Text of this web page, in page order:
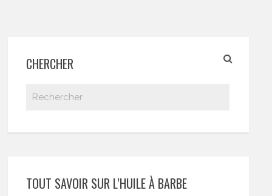
CHERCHER
TOUT SAVOIR SUR L’HUILE À BARBE